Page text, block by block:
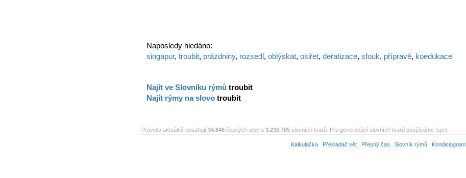
Naposledy hledáno:
singapur, troubit, prázdniny, rozsedl, oblýskat, osiřet, deratizace, sfouk, přípravě, koedukace
Najít ve Slovníku rýmů troubit
Najít rýmy na slovo troubit
Pravidla aktuálně obsahují 34.846 českých slov a 3.230.785 slovních tvarů. Pro generování slovních tvarů používáme Ispel.
Kalkulačka Překladač vět Přesný čas Slovník rýmů Kondiciogram